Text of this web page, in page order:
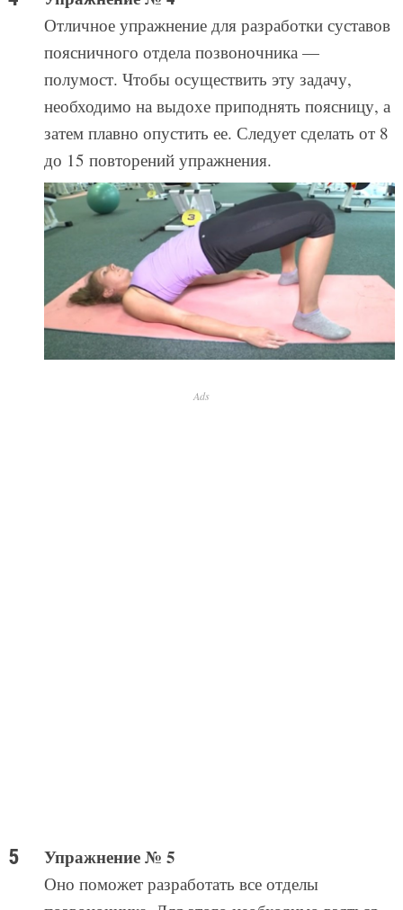
Отличное упражнение для разработки суставов
поясничного отдела позвоночника —
полумост. Чтобы осуществить эту задачу,
необходимо на выдохе приподнять поясницу, а
затем плавно опустить ее. Следует сделать от 8
до 15 повторений упражнения.
Ads
Упражнение № 5
Оно поможет разработать все отделы